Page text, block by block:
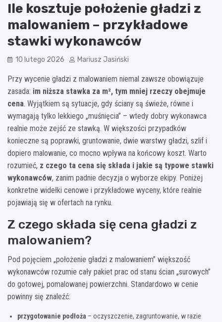
Ile kosztuje położenie gładzi z
malowaniem – przykładowe
stawki wykonawców
10 lutego 2026 Mariusz Jasiński
Przy wycenie gładzi z malowaniem niemal zawsze obowiązuje
zasada: im niższa stawka za m², tym mniej rzeczy obejmuje
cena. Wyjątkiem są sytuacje, gdy ściany są świeże, równe i
wymagają tylko lekkiego „muśnięcia” – wtedy dobry wykonawca
realnie może zejść ze stawką. W większości przypadków
konieczne są poprawki, gruntowanie, dwie warstwy gładzi, szlif i
dopiero malowanie, co mocno wpływa na końcowy koszt. Warto
rozumieć, z czego ta cena się składa i jakie są typowe stawki
wykonawców, zanim padnie decyzja o wyborze ekipy. Poniżej
konkretne widełki cenowe i przykładowe wyceny, które realnie
pojawiają się w ofertach na rynku.
Z czego składa się cena gładzi z
malowaniem?
Pod pojęciem „położenie gładzi z malowaniem” większość
wykonawców rozumie cały pakiet prac od stanu ścian „surowych”
do gotowej, pomalowanej powierzchni. Standardowo w cenie
powinny się znaleźć:
przygotowanie podłoża – oczyszczenie, zagruntowanie, w razie